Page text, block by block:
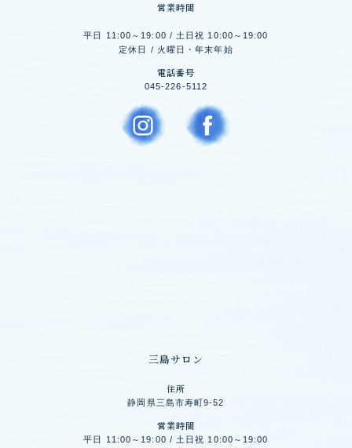
営業時間
平日 11:00～19:00 / 土日祝 10:00～19:00
定休日 / 火曜日・年末年始
電話番号
045-226-5112
三島サロン
住所
静岡県三島市寿町9-52
営業時間
平日 11:00～19:00 / 土日祝 10:00～19:00